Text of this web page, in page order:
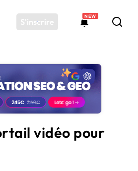
S'inscrire
NEW
vidéo pour